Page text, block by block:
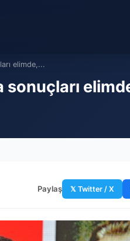
elimde,...
Paylaş 𝕏 Twitter / X